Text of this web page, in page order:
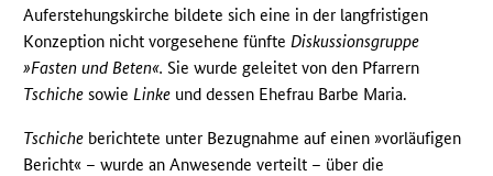
Auferstehungskirche bildete sich eine in der langfristigen
Konzeption nicht vorgesehene fünfteDiskussionsgruppe
»Fasten und Beten«. Sie wurde geleitet von den Pfarrern
Tschiche sowieLinke und dessen Ehefrau Barbe Maria.
Tschiche berichtete unter Bezugnahme auf einen »vorläufigen
Bericht« – wurde an Anwesende verteilt – über die